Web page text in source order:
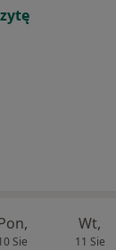
Sie
Wt,
11 Sie